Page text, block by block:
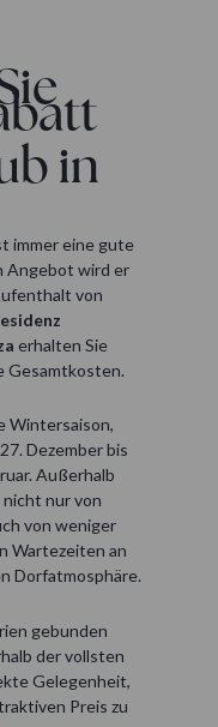
in
immer eine gute
Angebot wird er
von
erhalten Sie
Gesamtkosten.
Wintersaison,
Dezember bis
Außerhalb
nur von
von weniger
Wartezeiten an
Dorfatmosphäre.
gebunden
der vollsten
Gelegenheit,
Preis zu